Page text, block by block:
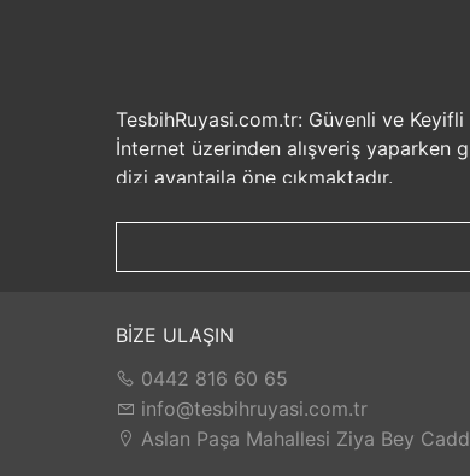
TesbihRuyasi.com.tr: Güvenli ve Keyifli
İnternet üzerinden alışveriş yaparken
dizi avantajla öne çıkmaktadır.
seçenekleri ile rahatça alışveriş
İade ve Değişim İmkanı:
değilse, kolayca iade edebilir veya
Satış Sonrası Destek:
yaşarsanız veya yardıma ihtiyacınız
TesbihRuyasi.com.tr güvenli, hızlı ve
BİZE ULAŞIN
0442 816 60 65
info@tesbihruyasi.com.tr
Aslan Paşa Mahallesi Ziya Bey